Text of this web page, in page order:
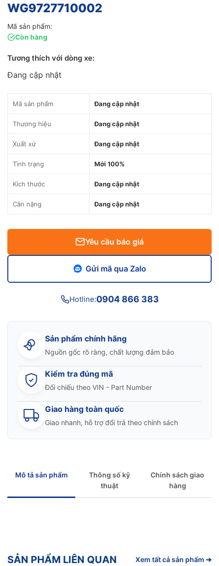
WG9727710002
Mã sản phẩm:
Còn hàng
Tương thích với dòng xe:
Đang cập nhật
Mã sản phẩm Đang cập nhật
Thương hiệu Đang cập nhật
Xuất xứ Đang cập nhật
Tình trạng Mới 100%
Kích thước Đang cập nhật
Cân nặng Đang cập nhật
Yêu cầu báo giá
Gửi mã qua Zalo
Hotline:0904 866 383
Sản phẩm chính hãng
Nguồn gốc rõ ràng, chất lượng đảm bảo
Kiểm tra đúng mã
Đối chiếu theo VIN - Part Number
Giao hàng toàn quốc
Giao nhanh, hỗ trợ đổi trả theo chính sách
Mô tả sản phẩm
Thông số kỹ
thuật
Chính sách giao
hàng
SẢN PHẨM LIÊN QUAN Xem tất cả sản phẩm ➔